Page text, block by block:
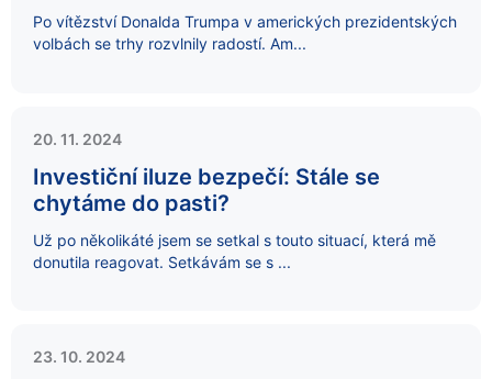
Po vítězství Donalda Trumpa v amerických prezidentských
volbách se trhy rozvlnily radostí. Am...
20. 11. 2024
Investiční iluze bezpečí: Stále se
chytáme do pasti?
Už po několikáté jsem se setkal s touto situací, která mě
donutila reagovat. Setkávám se s ...
23. 10. 2024